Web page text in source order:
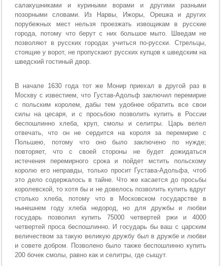
салакушниками и куриными ворами и другими разными
позорными словами. Из Нарвы, Ижоры, Орешка и других
порубежных мест нельзя проезжать извощикам в русские
города, потому что берут с них большое мыто. Шведам не
позволяют в русских городах учиться по-русски. Стрельцы,
стоящие у ворот, не пропускают русских купцов к шведским на
шведский гостиный двор.
В начале 1630 года тот же Монир приехал в другой раз в
Москву с известием, что Густав-Адольф заключил перемирие
с польским королем, дабы тем удобнее обратить все свои
силы на цесаря, и с просьбою позволить купить в России
беспошлинно хлеба, круп, смолы и селитры. Царь велел
отвечать, что он не сердится на короля за перемирие с
Польшею, потому что оно было заключено по нужде;
повторяет, что с своей стороны не будет дожидаться
истечения перемирного срока и пойдет мстить польскому
королю его неправды, только просит Густава-Адольфа, чтоб
это дело содержалось в тайне. Что же касается до просьбы
королевской, то хотя бы и не довелось позволить купить вдруг
столько хлеба, потому что в Московском государстве в
нынешнем году хлеба недород, но для дружбы и любви
государь позволил купить 75000 четвертей ржи и 4000
четвертей проса беспошлинно. И государь бы ваш с царским
величеством за такую великую дружбу был в дружбе и любви
и совете добром. Позволено было также беспошлинно купить
200 бочек смолы, равно как и селитры, где сыщут.